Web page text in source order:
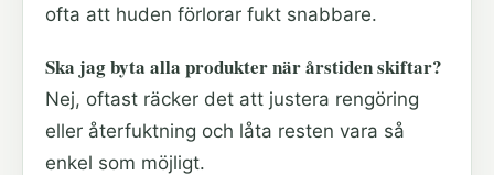
ofta att huden förlorar fukt snabbare.
Ska jag byta alla produkter när årstiden skiftar?
Nej, oftast räcker det att justera rengöring
eller återfuktning och låta resten vara så
enkel som möjligt.